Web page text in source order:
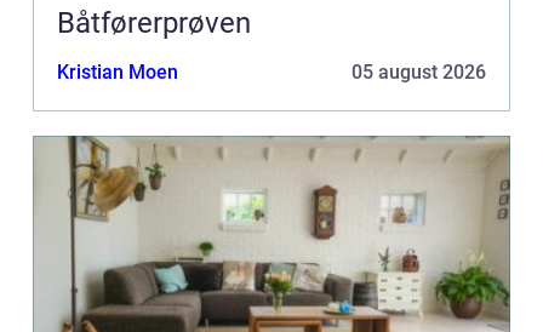
Båtførerprøven
Kristian Moen 05 august 2026